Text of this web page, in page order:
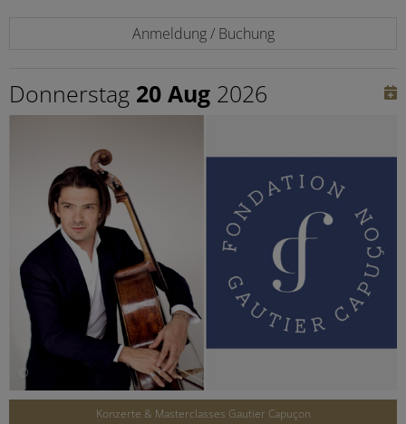
Anmeldung / Buchung
Donnerstag 20 Aug 2026
©
Konzerte & Masterclasses Gautier Capuçon